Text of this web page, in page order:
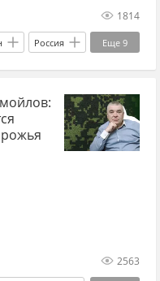
1814
Еще 9
Россия
2563